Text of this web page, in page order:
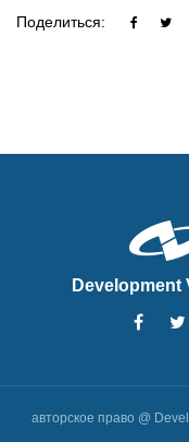
Поделиться:
Development
авторское право @